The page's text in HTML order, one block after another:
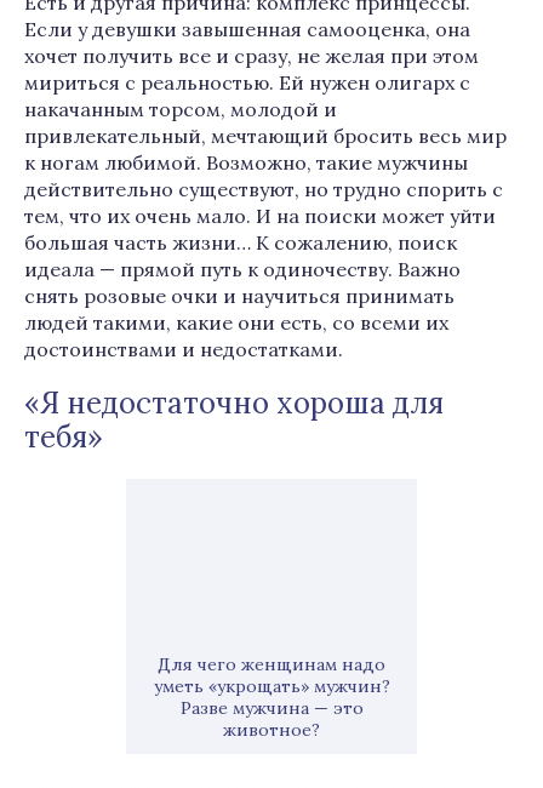
Если у девушки завышенная самооценка, она
хочет получить все и сразу, не желая при этом
мириться с реальностью. Ей нужен олигарх с
накачанным торсом, молодой и
привлекательный, мечтающий бросить весь мир
к ногам любимой. Возможно, такие мужчины
действительно существуют, но трудно спорить с
тем, что их очень мало. И на поиски может уйти
большая часть жизни… К сожалению, поиск
идеала — прямой путь к одиночеству. Важно
снять розовые очки и научиться принимать
людей такими, какие они есть, со всеми их
достоинствами и недостатками.
«Я недостаточно хороша для
тебя»
Для чего женщинам надо
уметь «укрощать» мужчин?
Разве мужчина — это
животное?